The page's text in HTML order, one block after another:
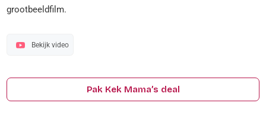
grootbeeldfilm.
Bekijk video
Pak Kek Mama’s deal